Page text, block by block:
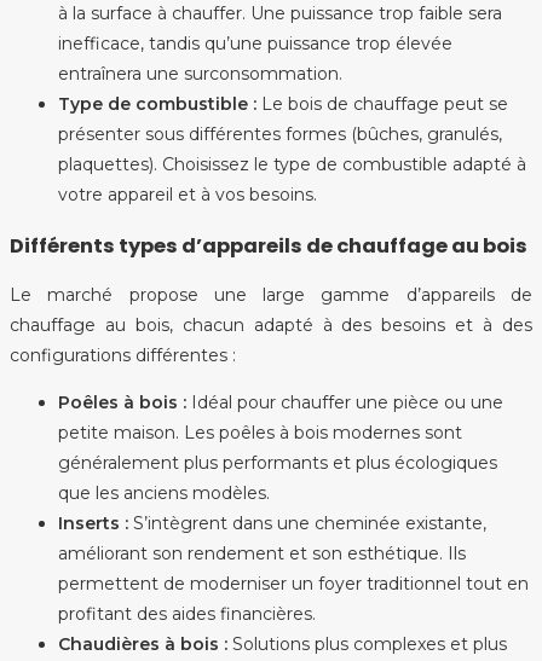
à la surface à chauffer. Une puissance trop faible sera
inefficace, tandis qu’une puissance trop élevée
entraînera une surconsommation.
Type de combustible : Le bois de chauffage peut se
présenter sous différentes formes (bûches, granulés,
plaquettes). Choisissez le type de combustible adapté à
votre appareil et à vos besoins.
Différents types d’appareils de chauffage au bois
Le marché propose une large gamme d’appareils de
chauffage au bois, chacun adapté à des besoins et à des
configurations différentes :
Poêles à bois : Idéal pour chauffer une pièce ou une
petite maison. Les poêles à bois modernes sont
généralement plus performants et plus écologiques
que les anciens modèles.
Inserts : S’intègrent dans une cheminée existante,
améliorant son rendement et son esthétique. Ils
permettent de moderniser un foyer traditionnel tout en
profitant des aides financières.
Chaudières à bois : Solutions plus complexes et plus